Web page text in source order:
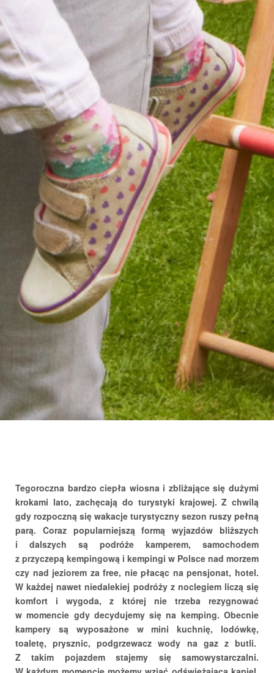
Zbiorniki
Butle
Obowiązek Informacyjny
O FIRMIE
Tegoroczna bardzo ciepła wiosna i zbliżające się dużymi
krokami lato, zachęcają do turystyki krajowej. Z chwilą
gdy rozpoczną się wakacje turystyczny sezon ruszy pełną
parą. Coraz popularniejszą formą wyjazdów bliższych
i dalszych są podróże kamperem, samochodem
z przyczepą kempingową i kempingi w Polsce nad morzem
czy nad jeziorem za free, nie płacąc na pensjonat, hotel.
W każdej nawet niedalekiej podróży z noclegiem liczą się
komfort i wygoda, z której nie trzeba rezygnować
w momencie gdy decydujemy się na kemping. Obecnie
kampery są wyposażone w mini kuchnię, lodówkę,
toaletę, prysznic, podgrzewacz wody na gaz z butli.
Z takim pojazdem stajemy się samowystarczalni.